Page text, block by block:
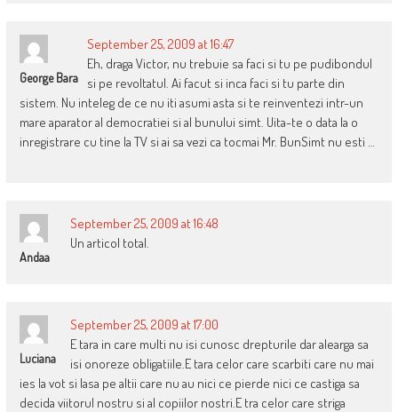
George Bara
September 25, 2009 at 16:47
Eh, draga Victor, nu trebuie sa faci si tu pe pudibondul
si pe revoltatul. Ai facut si inca faci si tu parte din
sistem. Nu inteleg de ce nu iti asumi asta si te reinventezi intr-un
mare aparator al democratiei si al bunului simt. Uita-te o data la o
inregistrare cu tine la TV si ai sa vezi ca tocmai Mr. BunSimt nu esti …
Andaa
September 25, 2009 at 16:48
Un articol total.
Luciana
September 25, 2009 at 17:00
E tara in care multi nu isi cunosc drepturile dar alearga sa
isi onoreze obligatiile.E tara celor care scarbiti care nu mai
ies la vot si lasa pe altii care nu au nici ce pierde nici ce castiga sa
decida viitorul nostru si al copiilor nostri.E tra celor care striga